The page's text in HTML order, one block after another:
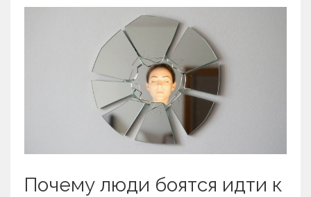
Почему люди боятся идти к